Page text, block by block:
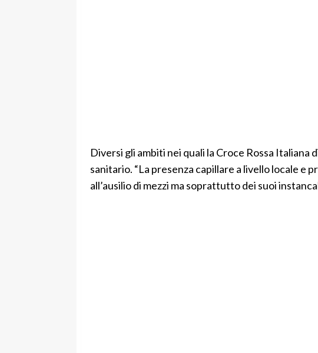
Diversi gli ambiti nei quali la Croce Rossa Italiana
sanitario. “La presenza capillare a livello locale e
all’ausilio di mezzi ma soprattutto dei suoi